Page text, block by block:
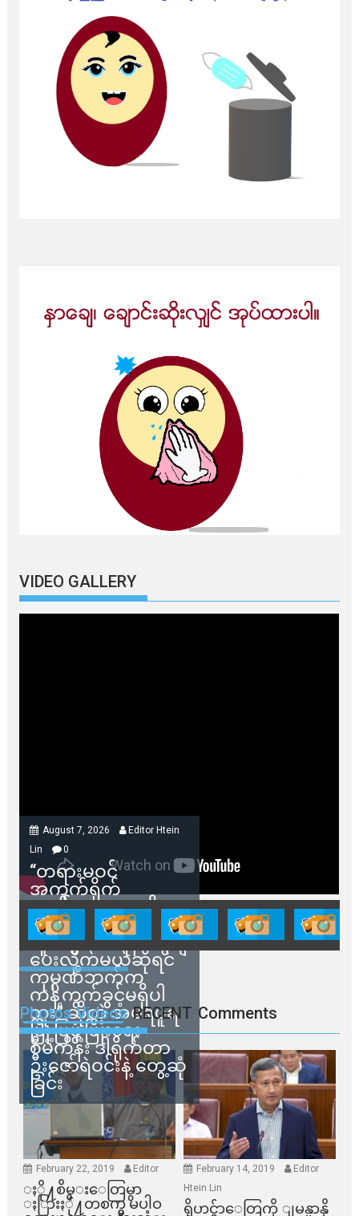
VIDEO GALLERY
August 7, 2026
Editor Htein
Lin
0
“တရားမဝင်
အကွက်ရိုက်
ရောင်းချမှုတွေကို
သက်ဆိုင်ရာတာဝန်ရှိ
သူတွေက ဂရန်တွေချ
ပေးလိုက်မယ်ဆိုရင်
ကုမ္ပဏီဘက်က
ကန့်ကွက်ခွင့်မရှိပါ
ဘူး” ဆိုတဲ့ အမရပူရ
မြို့ပြဖွံ့ဖြိုးရေး
စီမံကိန်း ဒါရိုက်တာ
ဦးဇော်ရဲဝင်းနဲ့ တွေ့ဆုံ
ခြင်း
Photos Videos RECENT Comments
February 22, 2019 Editor
ႏို႔စိမ္းေတြမွာ
ႏြားႏို႔တစက္မွ မပါဝ
February 14, 2019
Editor
Htein Lin
ရိုဟင္ဂ်ာေတြကို ျမန္မာနို